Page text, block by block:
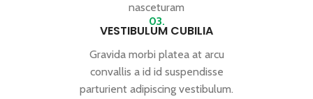
nasceturam
03.
VESTIBULUM CUBILIA
Gravida morbi platea at arcu
convallis a id id suspendisse
parturient adipiscing vestibulum.